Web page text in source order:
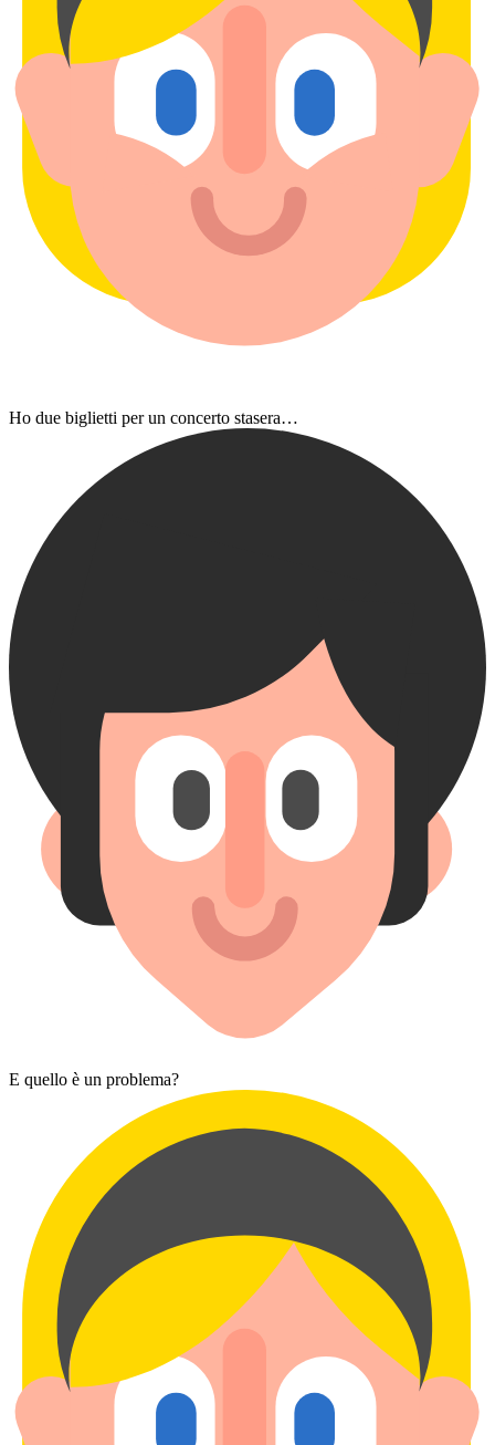
Ho due biglietti per un concerto stasera…
E quello è un problema?